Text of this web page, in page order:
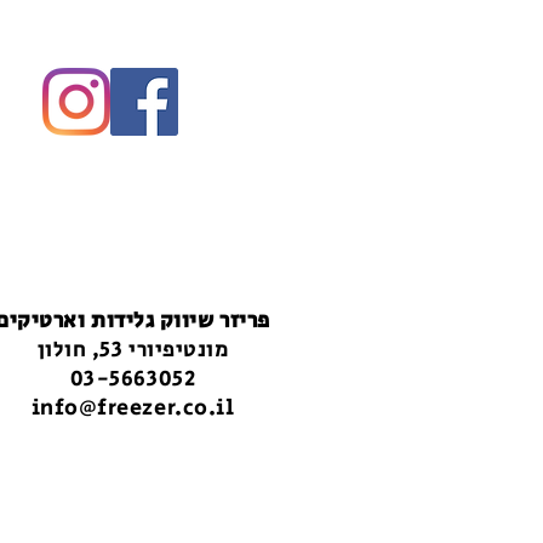
פריזר שיווק גלידות
מונטיפיורי 53, חולון
03-5663052
info@freezer.co.il